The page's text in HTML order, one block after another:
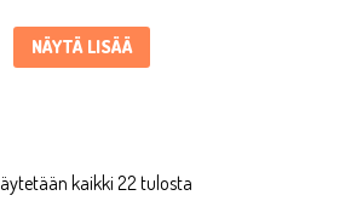
NÄYTÄ LISÄÄ
kaikki 22 tulosta